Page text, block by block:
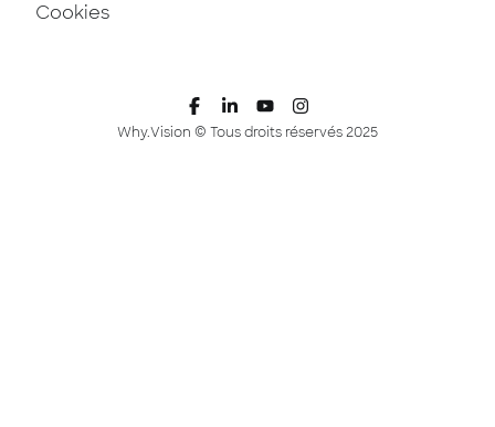
Cookies
Why.Vision © Tous droits réservés 2025